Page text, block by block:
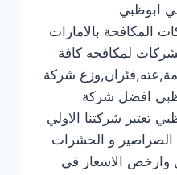
ابوظبي
اكبر شركات المكافحة بالامارات
لمكافحه كافة
شركة
افضل شركة
تعتبر شركتنا الاولي
الصراصير و الحشرات
وارخص الاسعار في